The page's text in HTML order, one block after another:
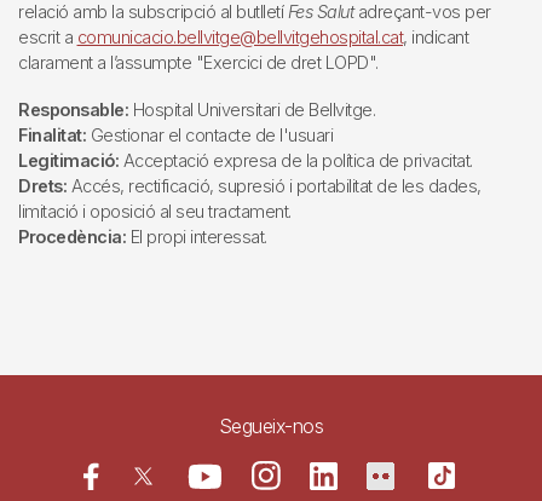
relació amb la subscripció al butlletí Fes Salutadreçant-vos per
escrit a comunicacio.bellvitge@bellvitgehospital.cat, indicant
clarament a l’assumpte "Exercici de dret LOPD".
Responsable: Hospital Universitari de Bellvitge.
Finalitat: Gestionar el contacte de l'usuari
Legitimació: Acceptació expresa de la política de privacitat.
Drets: Accés, rectificació, supresió i portabilitat de les dades,
limitació i oposició al seu tractament.
Procedència: El propi interessat.
Segueix-nos